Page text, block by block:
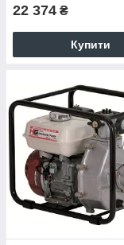
22 374 ₴
Купити